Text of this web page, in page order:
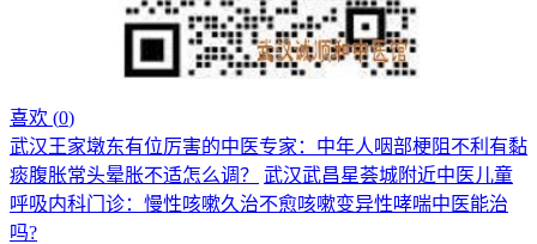
喜欢 (0)
武汉王家墩东有位厉害的中医专家：中年人咽部梗阻不利有黏
痰腹胀常头晕胀不适怎么调？
武汉武昌星荟城附近中医儿童
呼吸内科门诊：慢性咳嗽久治不愈咳嗽变异性哮喘中医能治
吗?